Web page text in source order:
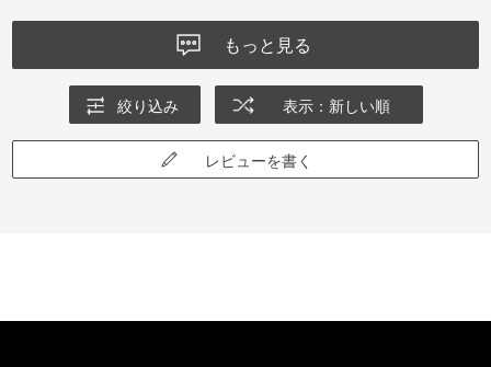
もっと見る
絞り込み 表示：新しい順
レビューを書く